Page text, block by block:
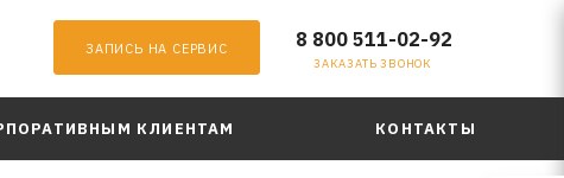
ЗАПИСЬ НА СЕРВИС 8 800 511-02-92
ЗАКАЗАТЬ ЗВОНОК
КЛИЕНТАМ КОНТАКТЫ